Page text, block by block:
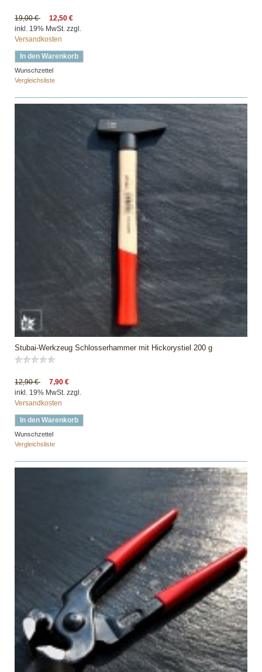
19,00 €
12,50 €
inkl. 19% MwSt. zzgl.
Versandkosten
In den Warenkorb
Wunschzettel
Vergleichsliste
Stubai-Werkzeug Schlosserhammer mit Hickorystiel 200 g
12,90 €
7,90 €
inkl. 19% MwSt. zzgl.
Versandkosten
In den Warenkorb
Wunschzettel
Vergleichsliste